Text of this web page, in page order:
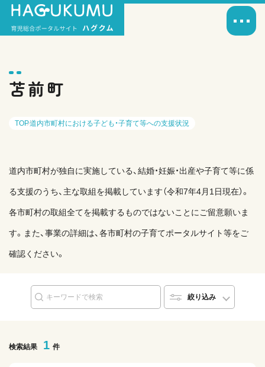
苫前町
TOP道内市町村における子ども・子育て等への支援状況
道内市町村が独自に実施している、結婚・妊娠・出産や子育て等に係
る支援のうち、主な取組を掲載しています（令和7年4月1日現在）。
各市町村の取組全てを掲載するものではないことにご留意願いま
す。また、事業の詳細は、各市町村の子育てポータルサイト等をご
確認ください。
絞り込み
検索結果 1 件